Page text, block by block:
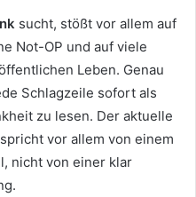
sucht, stößt vor allem auf
Not-OP und auf viele
Leben. Genau
Schlagzeile sofort als
zu lesen. Der aktuelle
vor allem von einem
nicht von einer klar